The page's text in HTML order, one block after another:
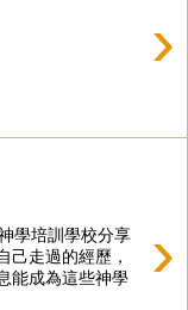
›
›
學培訓學校分享
己走過的經歷，
能成為這些神學